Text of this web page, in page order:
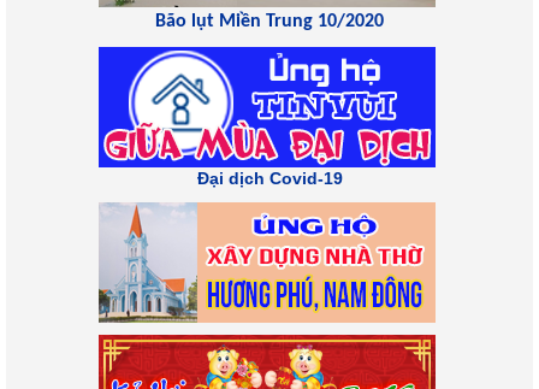
Bão lụt Miền Trung 10/2020
Đại dịch Covid-19